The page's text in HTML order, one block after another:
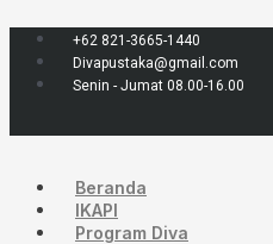
ke
konten
+62 821-3665-1440
Divapustaka@gmail.com
Senin - Jumat 08.00-16.00
Beranda
IKAPI
Program Diva
Hukum
Ekonomi
Syariah
Transaksi
Halal